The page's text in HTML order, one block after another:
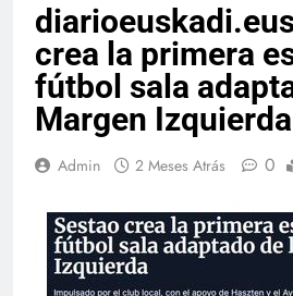
crea la primera
fútbol sala
Margen Izquierda
Admin 2 Meses Atrás 0